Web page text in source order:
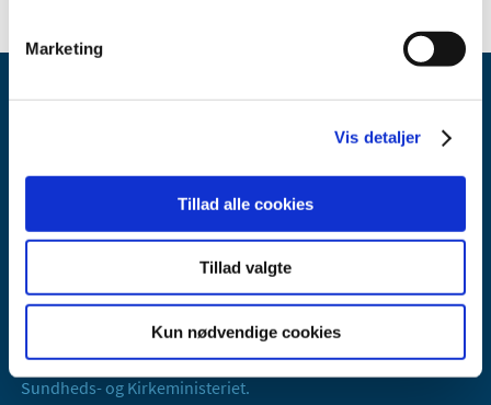
Marketing
Vis detaljer
Tillad alle cookies
Tillad valgte
Kun nødvendige cookies
Lægemiddelstyrelsen
Email:dkma@dkma.dk
Lægemiddelstyrelsen er en del af
Sundheds- og Kirkeministeriet.